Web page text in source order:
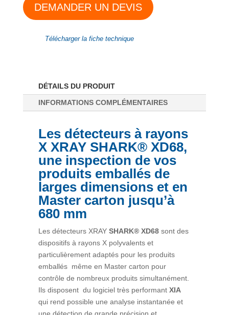
DEMANDER UN DEVIS
Télécharger la fiche technique
DÉTAILS DU PRODUIT
INFORMATIONS COMPLÉMENTAIRES
Les détecteurs à rayons
X XRAY SHARK® XD68,
une inspection de vos
produits emballés de
larges dimensions et en
Master carton jusqu’à
680 mm
Les détecteurs XRAY SHARK® XD68sont des
dispositifs à rayons X polyvalents et
particulièrement adaptés pour les produits
emballés même en Master carton pour
contrôle de nombreux produits simultanément.
Ils disposent du logiciel très performant XIA
qui rend possible une analyse instantanée et
une détection de grande précision et